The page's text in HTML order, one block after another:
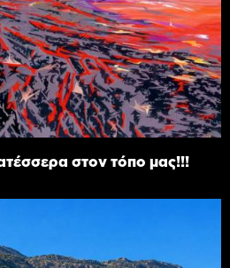
στον τόπο μας!!!